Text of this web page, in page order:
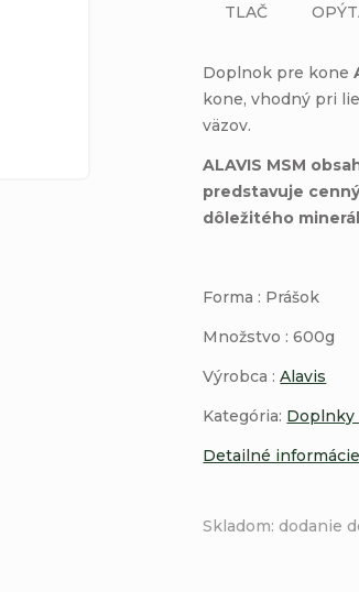
Skladom: dodanie
Doplnok pre kone
kone, vhodný pri
väzov.
ALAVIS MSM
predstavuje
dôležitého
Forma : Prášok
Množstvo : 600g
Výrobca :Alavis
Kategória: Doplnky
Detailné informácie
TLAČ